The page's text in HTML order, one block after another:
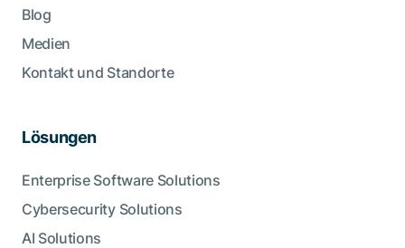
Blog
Medien
Kontakt und Standorte
Lösungen
Enterprise Software Solutions
Cybersecurity Solutions
AI Solutions